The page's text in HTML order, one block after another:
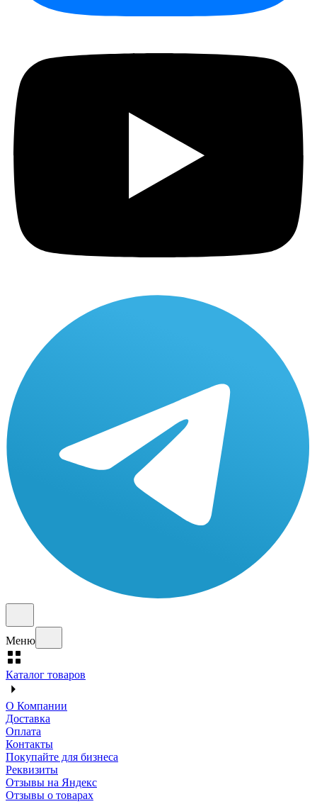
Меню
Каталог товаров
О Компании
Доставка
Оплата
Контакты
Покупайте для бизнеса
Реквизиты
Отзывы на Яндекс
Отзывы о товарах